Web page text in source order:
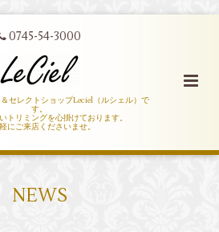
0745-54-3000
セレクトショップLeciel（ルシェル）で
す。
トリミングを心掛けております。
にご来店くださいませ。
NEWS